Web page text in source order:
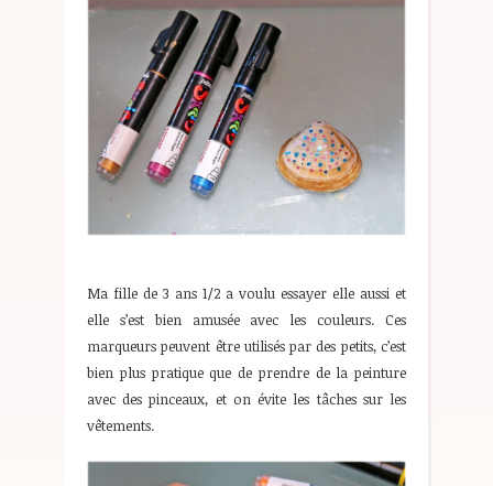
Ma fille de 3 ans 1/2 a voulu essayer elle aussi et
elle s’est bien amusée avec les couleurs. Ces
marqueurs peuvent être utilisés par des petits, c’est
bien plus pratique que de prendre de la peinture
avec des pinceaux, et on évite les tâches sur les
vêtements.